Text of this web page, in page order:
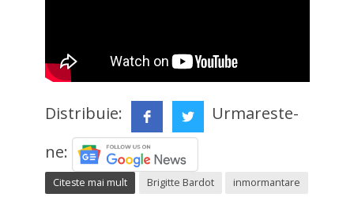
Distribuie:
Urmareste-
ne:
Citeste mai mult Brigitte Bardot inmormantare